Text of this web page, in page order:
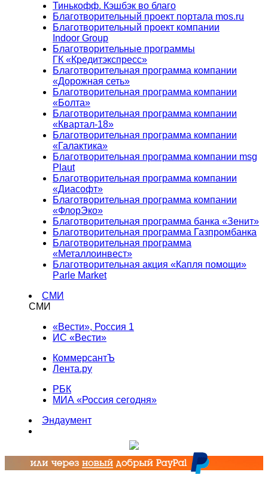
Тинькофф. Кэшбэк во благо
Благотворительный проект портала mos.ru
Благотворительный проект компании
Indoor Group
Благотворительные программы
ГК «Кредитэкспресс»
Благотворительная программа компании
«Дорожная сеть»
Благотворительная программа компании
«Болта»
Благотворительная программа компании
«Квартал-18»
Благотворительная программа компании
«Галактика»
Благотворительная программа компании msg
Plaut
Благотворительная программа компании
«Диасофт»
Благотворительная программа компании
«ФлорЭко»
Благотворительная программа банка «Зенит»
Благотворительная программа Газпромбанка
Благотворительная программа
«Металлоинвест»
Благотворительная акция «Капля помощи»
Parle Market
СМИ
СМИ
«Вести», Россия 1
ИС «Вести»
КоммерсантЪ
Лента.ру
РБК
МИА «Россия сегодня»
Эндаумент